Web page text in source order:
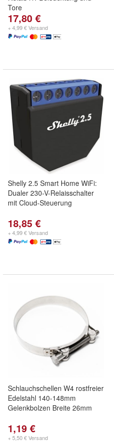
Tore
17,80 €
+ 4,99 € Versand
Shelly 2.5 Smart Home WiFi:
Dualer 230-V-Relaisschalter
mit Cloud-Steuerung
18,85 €
+ 4,99 € Versand
Schlauchschellen W4 rostfreier
Edelstahl 140-148mm
Gelenkbolzen Breite 26mm
1,19 €
+ 5,50 € Versand